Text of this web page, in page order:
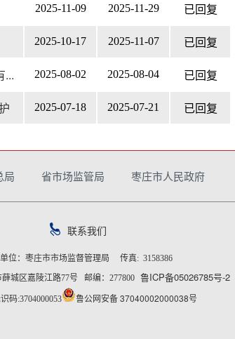
2025-11-09 2025-11-29 已回复
2025-10-17 2025-11-07 已回复
... 2025-08-02 2025-08-04 已回复
2025-07-18 2025-07-21 已回复
页 末页
局 省市场监管局 枣庄市人民政府
联系我们
位：枣庄市市场监督管理局 传真: 3158386
城区嘉陵江路77号 邮编：277800鲁ICP备05026785号-2
码:3704000053 鲁公网安备 37040002000038号